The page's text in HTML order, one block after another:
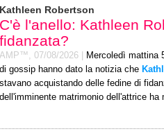
Kathleen Robertson
C'è l'anello: Kathleen
fidanzata?
AMP™, 07/08/2026
Mercoledì mattina
di gossip hanno dato la notizia che
stavano acquistando delle fedine di
dell'imminente matrimonio dell'attrice ha